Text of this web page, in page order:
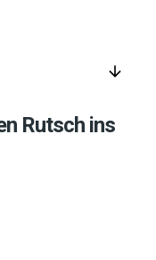
arrow_downward
Rutsch ins